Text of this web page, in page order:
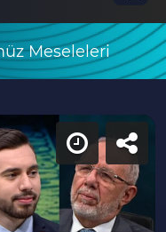
Meseleleri